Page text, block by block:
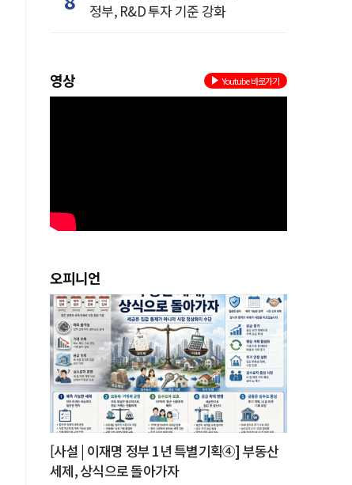
정부, R&D 투자 기준 강화
영상 Youtube 바로가기
오피니언
[사설 | 이재명 정부 1년 특별기획④] 부동산
세제, 상식으로 돌아가자